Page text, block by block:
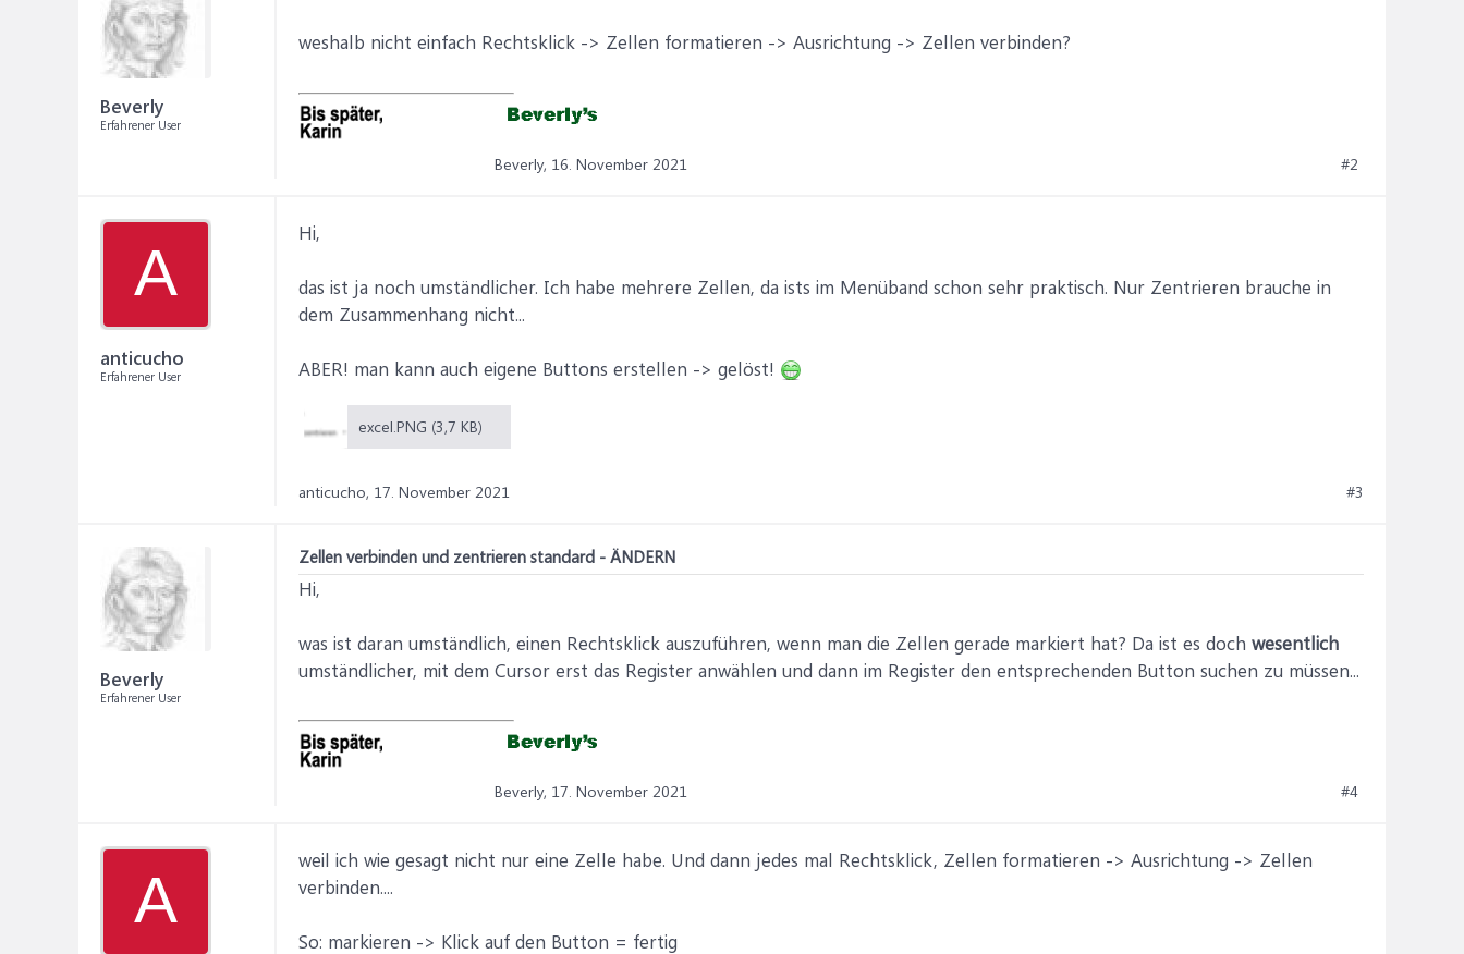
Beverly
Erfahrener User
weshalb nicht einfach Rechtsklick -> Zellen formatieren -> Ausrichtung -> Zellen verbinden?
Beverly, 16. November 2021 #2
A
anticucho
Erfahrener User
Hi,
das ist ja noch umständlicher. Ich habe mehrere Zellen, da ists im Menüband schon sehr praktisch. Nur Zentrieren brauche in
dem Zusammenhang nicht...
ABER! man kann auch eigene Buttons erstellen -> gelöst!
excel.PNG (3,7 KB)
anticucho, 17. November 2021 #3
Beverly
Erfahrener User
Zellen verbinden und zentrieren standard - ÄNDERN
Hi,
was ist daran umständlich, einen Rechtsklick auszuführen, wenn man die Zellen gerade markiert hat? Da ist es doch wesentlich
umständlicher, mit dem Cursor erst das Register anwählen und dann im Register den entsprechenden Button suchen zu müssen...
Beverly, 17. November 2021 #4
A
weil ich wie gesagt nicht nur eine Zelle habe. Und dann jedes mal Rechtsklick, Zellen formatieren -> Ausrichtung -> Zellen
verbinden....
So: markieren -> Klick auf den Button = fertig